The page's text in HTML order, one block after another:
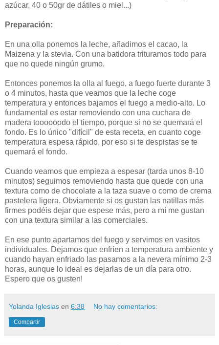
azúcar, 40 o 50gr de dátiles o miel...)
Preparación:
En una olla ponemos la leche, añadimos el cacao, la
Maizena y la stevia. Con una batidora trituramos todo para
que no quede ningún grumo.
Entonces ponemos la olla al fuego, a fuego fuerte durante 3
o 4 minutos, hasta que veamos que la leche coge
temperatura y entonces bajamos el fuego a medio-alto. Lo
fundamental es estar removiendo con una cuchara de
madera toooooodo el tiempo, porque si no se quemará el
fondo. Es lo único "difícil" de esta receta, en cuanto coge
temperatura espesa rápido, por eso si te despistas se te
quemará el fondo.
Cuando veamos que empieza a espesar (tarda unos 8-10
minutos) seguimos removiendo hasta que quede con una
textura como de chocolate a la taza suave o como de crema
pastelera ligera. Obviamente si os gustan las natillas más
firmes podéis dejar que espese más, pero a mí me gustan
con una textura similar a las comerciales.
En ese punto apartamos del fuego y servimos en vasitos
individuales. Dejamos que enfríen a temperatura ambiente y
cuando hayan enfriado las pasamos a la nevera mínimo 2-3
horas, aunque lo ideal es dejarlas de un día para otro.
Espero que os gusten!
Yolanda Iglesias en 6:38 No hay comentarios:
Compartir